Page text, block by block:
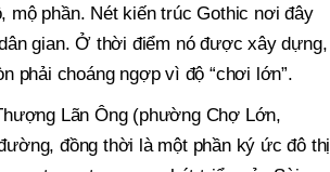
mộ phần. Nét kiến trúc Gothic nơi đây
gian. Ở thời điểm nó được xây dựng,
phải choáng ngợp vì độ “chơi lớn”.
Lãn Ông (phường Chợ Lớn,
đồng thời là một phần ký ức đô thị